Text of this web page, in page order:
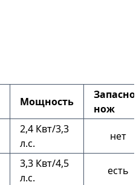
Мощность
нож
2,4 Квт/3,3
л.с.
нет
3,3 Квт/4,5
л.с.
есть